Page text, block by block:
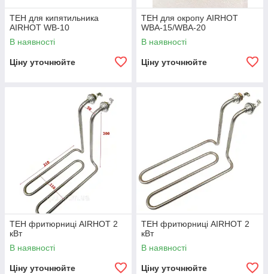
ТЕН для кипятильника
AIRHOT WB-10
В наявності
Ціну уточнюйте
ТЕН для окропу AIRHOT
WBA-15/WBA-20
В наявності
Ціну уточнюйте
ТЕН фритюрниці AIRHOT 2
кВт
В наявності
Ціну уточнюйте
ТЕН фритюрниці AIRHOT 2
кВт
В наявності
Ціну уточнюйте